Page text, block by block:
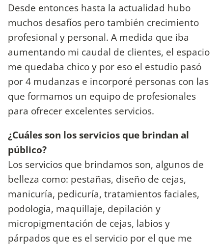
Desde entonces hasta la actualidad hubo
muchos desafíos pero también crecimiento
profesional y personal. A medida que iba
aumentando mi caudal de clientes, el espacio
me quedaba chico y por eso el estudio pasó
por 4 mudanzas e incorporé personas con las
que formamos un equipo de profesionales
para ofrecer excelentes servicios.
¿Cuáles son los servicios que brindan al
público?
Los servicios que brindamos son, algunos de
belleza como: pestañas, diseño de cejas,
manicuría, pedicuría, tratamientos faciales,
podología, maquillaje, depilación y
micropigmentación de cejas, labios y
párpados que es el servicio por el que me